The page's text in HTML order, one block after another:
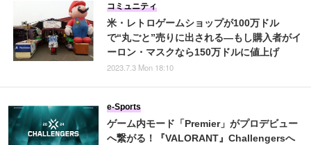
米・レトロゲームショップが100万ドル
で“丸ごと”売りに出される―もし購入者がイ
ーロン・マスクなら150万ドルに値上げ
コミュニティ
2023.7.3 Mon 18:10
ゲーム内モード「Premier」がプロデビュー
へ繋がる！『VALORANT』Challengersへ
e-Sports